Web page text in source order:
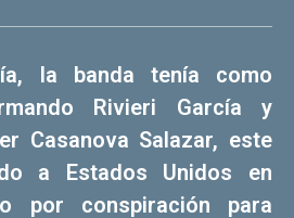
la banda tenía como
Rivieri García y
Casanova Salazar, este
a Estados Unidos en
por conspiración para